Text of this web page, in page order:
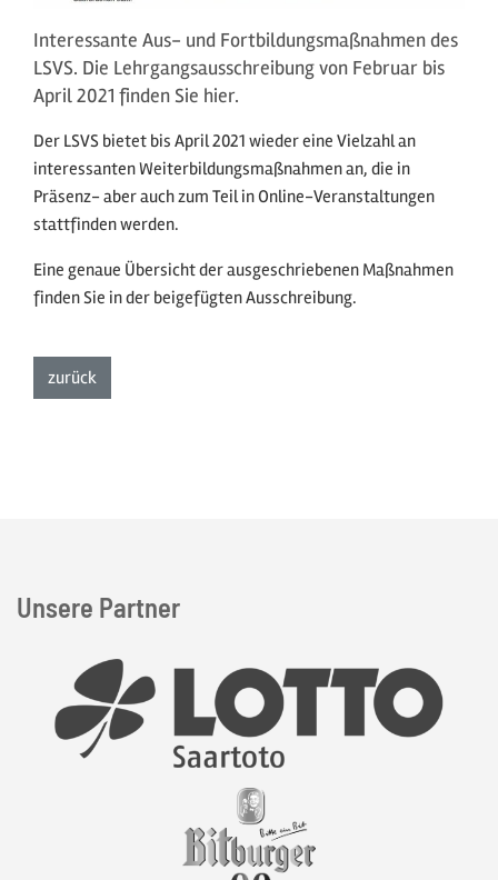
Interessante Aus- und Fortbildungsmaßnahmen des
LSVS. Die Lehrgangsausschreibung von Februar bis
April 2021 finden Sie hier.
Der LSVS bietet bis April 2021 wieder eine Vielzahl an
interessanten Weiterbildungsmaßnahmen an, die in
Präsenz- aber auch zum Teil in Online-Veranstaltungen
stattfinden werden.
Eine genaue Übersicht der ausgeschriebenen Maßnahmen
finden Sie in der beigefügten Ausschreibung.
zurück
Unsere Partner